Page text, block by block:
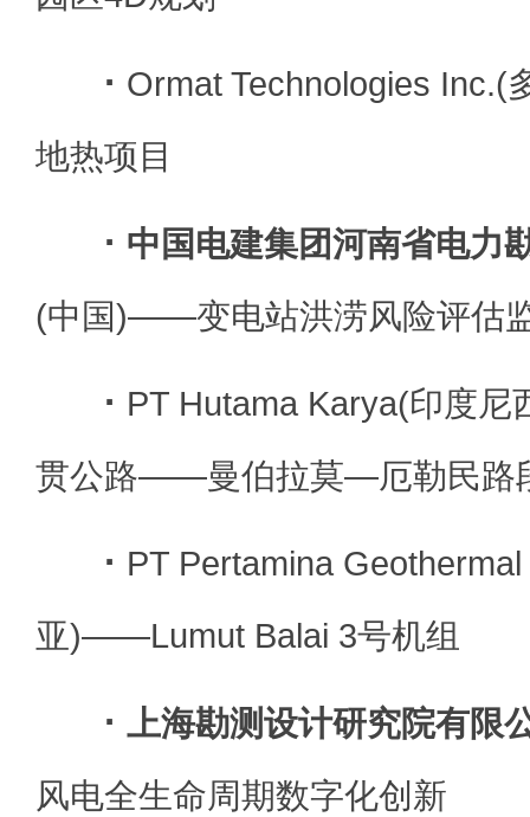
· Ormat Technologies
地热项目
· 中国电建集团河南省电力
(中国)——变电站洪涝风险评估
· PT Hutama Karya(印度
贯公路——曼伯拉莫—厄勒民路
· PT Pertamina
亚)——Lumut Balai 3号机组
· 上海勘测设计研究院有限
风电全生命周期数字化创新